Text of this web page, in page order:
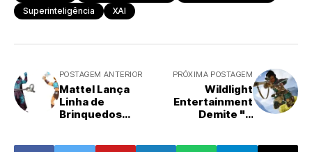
Superinteligência
XAI
POSTAGEM ANTERIOR
Mattel Lança
Linha de
Brinquedos
PRÓXIMA POSTAGEM
Wildlight
Entertainment
Demite "A